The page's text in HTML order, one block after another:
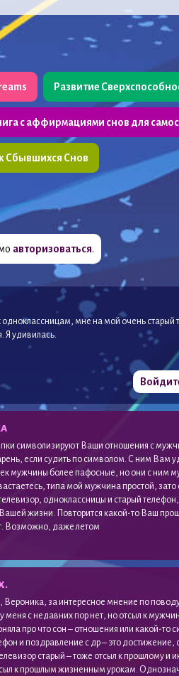
Развитие
с аффирмациями снов для
Сбывшихся Снов
авторизоваться.
мне на мой очень старый
Я удивилась.
символизируют Ваши отношения с
если судить по символом. С ним Вам
мужчины более пафосные, но они с ним
типа мой мужчина простой,
одноклассницы и старый
жизни. Повторится какой-то Ваш
Возможно, даже летом
Вероника, за интересное мнение по
меня с недавних пор нет, но отсыл к
про что сон – отношения или какой-то
и поздравление с др – это
старый – тоже отсыл к прошлому и
к прошлым жизненным урокам.